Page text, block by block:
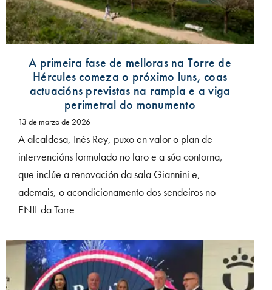
A primeira fase de melloras na Torre de
Hércules comeza o próximo luns, coas
actuacións previstas na rampla e a viga
perimetral do monumento
13 de marzo de 2026
A alcaldesa, Inés Rey, puxo en valor o plan de
intervencións formulado no faro e a súa contorna,
que inclúe a renovación da sala Giannini e,
ademais, o acondicionamento dos sendeiros no
ENIL da Torre